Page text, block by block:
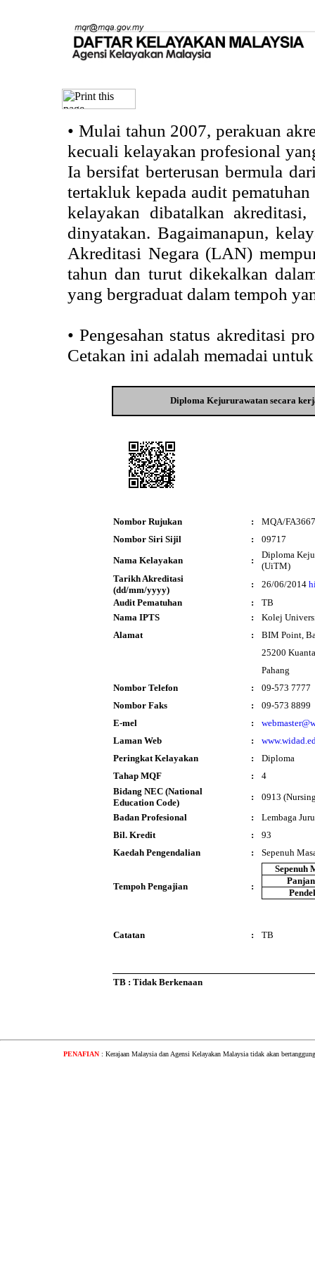
• Mulai tahun 2007, perakuan
kecuali kelayakan profesional
Ia bersifat berterusan bermula
tertakluk kepada audit
kelayakan dibatalkan
dinyatakan. Bagaimanapun,
Akreditasi Negara (LAN)
tahun dan turut dikekalkan
yang bergraduat dalam tempoh
• Pengesahan status akreditasi
Cetakan ini adalah memadai
Diploma Kejururawatan secara
Nombor Rujukan :
MQA/FA3667
Nombor Siri Sijil
:
09717
Nama Kelayakan
:
Diploma
(UiTM)
Tarikh Akreditasi
(dd/mm/yyyy)
: 26/06/2014
Audit Pematuhan
:
TB
Nama IPTS
:
Kolej
Alamat
:
BIM Point,
25200
Pahang
Nombor Telefon
:
09-573 7777
Nombor Faks
:
09-573 8899
E-mel
:
Laman Web
:
Peringkat Kelayakan
:
Diploma
Tahap MQF
:
4
Bidang NEC (National
Education Code)
:
0913
Badan Profesional
:
Lembaga
Bil. Kredit
:
93
Kaedah Pengendalian
: Sepenuh
Tempoh Pengajian :
Sepenuh
Catatan : TB
TB : Tidak Berkenaan
PENAFIAN : Kerajaan Malaysia dan Agensi Kelayakan Malaysia tidak akan